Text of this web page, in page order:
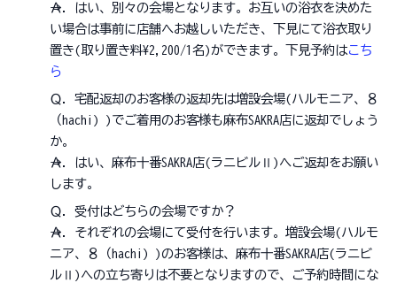
→Ａ．はい、別々の会場となります。お互いの浴衣を決めた
い場合は事前に店舗へお越しいただき、下見にて浴衣取り
置き(取り置き料¥2,200/1名)ができます。下見予約はこち
ら
Ｑ．宅配返却のお客様の返却先は増設会場(ハルモニア、８
（hachi) )でご着用のお客様も麻布SAKRA店に返却でしょう
か。
→Ａ．はい、麻布十番SAKRA店(ラニビルⅡ)へご返却をお願い
します。
Ｑ．受付はどちらの会場ですか？
→Ａ．それぞれの会場にて受付を行います。増設会場(ハルモ
ニア、８（hachi) )のお客様は、麻布十番SAKRA店(ラニビ
ルⅡ)への立ち寄りは不要となりますので、ご予約時間にな